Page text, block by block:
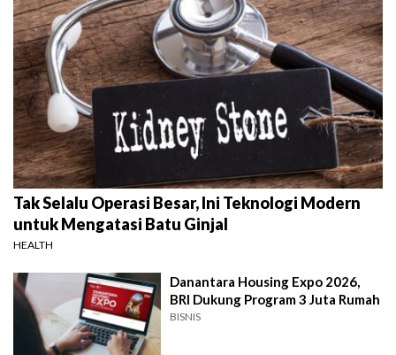
Tak Selalu Operasi Besar, Ini Teknologi Modern
untuk Mengatasi Batu Ginjal
HEALTH
Danantara Housing Expo 2026,
BRI Dukung Program 3 Juta Rumah
BISNIS